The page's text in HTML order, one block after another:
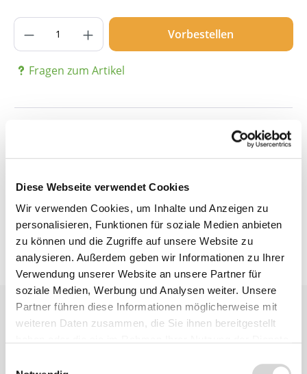
Diese Webseite verwendet Cookies
Wir verwenden Cookies, um Inhalte und Anzeigen zu
personalisieren, Funktionen für soziale Medien anbieten
zu können und die Zugriffe auf unsere Website zu
analysieren. Außerdem geben wir Informationen zu Ihrer
Verwendung unserer Website an unsere Partner für
soziale Medien, Werbung und Analysen weiter. Unsere
Partner führen diese Informationen möglicherweise mit
weiteren Daten zusammen, die Sie ihnen bereitgestellt
Produkt Anzahl: Gib den gewünschten
Vorbestellen
Fragen zum Artikel
Bewertungen